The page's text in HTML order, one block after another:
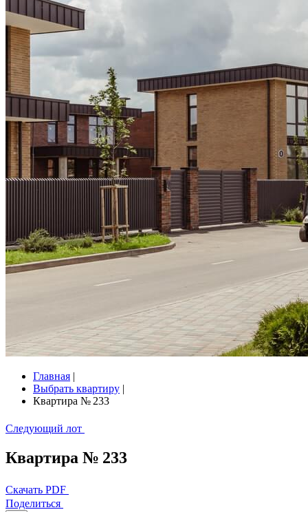
Главная |
Выбрать квартиру |
Квартира № 233
Следующий лот
Квартира № 233
Скачать PDF
Поделиться